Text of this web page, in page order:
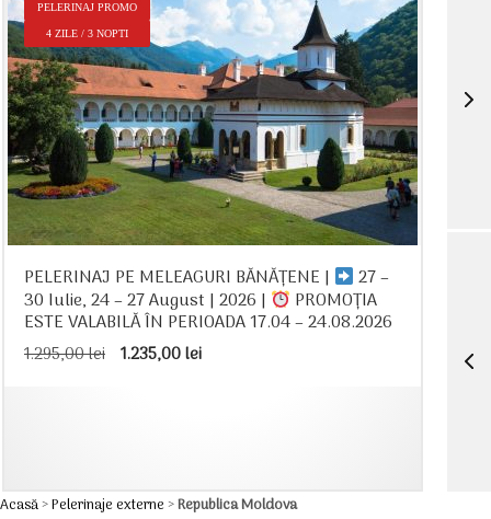
PELERINAJ PROMO
4 ZILE / 3 NOPTI
PELERINAJ PE MELEAGURI BĂNĂȚENE | 27 –
30 Iulie, 24 – 27 August | 2026 | PROMOȚIA
ESTE VALABILĂ ÎN PERIOADA 17.04 – 24.08.2026
1.295,00lei Prețul
1.235,00leiPrețul
Acasă>Pelerinaje externe>Republica Moldova